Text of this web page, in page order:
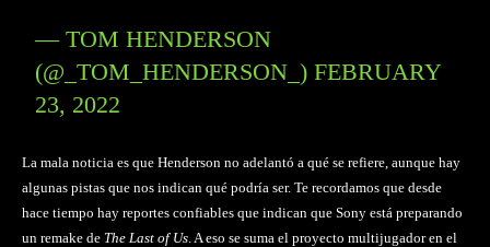
— TOM HENDERSON
(@_TOM_HENDERSON_)FEBRUARY
23, 2022
La mala noticia es que Henderson no adelantó a qué se refiere, aunque hay
algunas pistas que nos indican qué podría ser. Te recordamos que desde
hace tiempo hay reportes confiables que indican que Sony está preparando
un remake de The Last of Us . A eso se suma el proyecto multijugador en el